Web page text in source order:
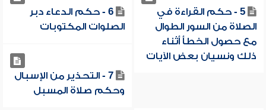
5 - حكم القراءة في
الصلاة من السور الطوال
مع حصول الخطأ أثناء
ذلك ونسيان بعض الآيات
6 - حكم الدعاء دبر
الصلوات المكتوبات
7 - التحذير من الإسبال
وحكم صلاة المسبل